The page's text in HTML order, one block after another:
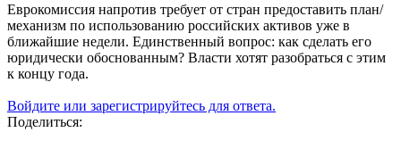
Еврокомиссия напротив требует от стран предоставить план/
механизм по использованию российских активов уже в
ближайшие недели. Единственный вопрос: как сделать его
юридически обоснованным? Власти хотят разобраться с этим
к концу года.
Войдите или зарегистрируйтесь для ответа.
Поделиться: